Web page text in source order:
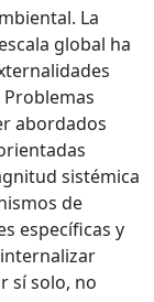
La
global ha
abordados
sistémica
de
específicas y
sí solo, no